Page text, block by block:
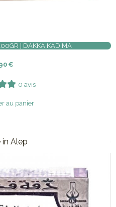
| DAKKA KADIMA
€
0 avis
au panier
in Alep